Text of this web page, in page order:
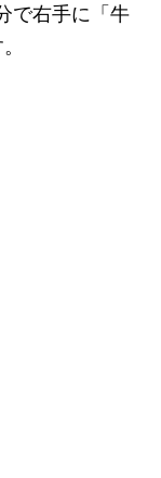
で右手に「牛